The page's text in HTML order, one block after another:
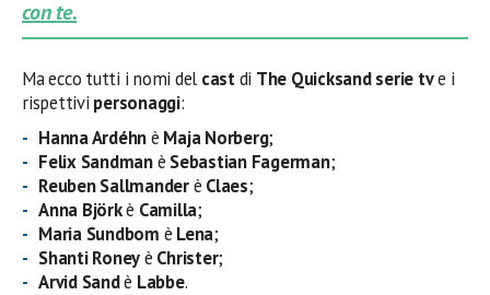
con te.
Ma ecco tutti i nomi del castdi The Quicksand serie tve i
rispettivi personaggi:
Hanna Ardéhnè Maja Norberg;
Felix Sandmanè Sebastian Fagerman;
Reuben Sallmanderè Claes;
Anna Björkè Camilla;
Maria Sundbom è Lena;
Shanti Roneyè Christer;
Arvid Sandè Labbe.